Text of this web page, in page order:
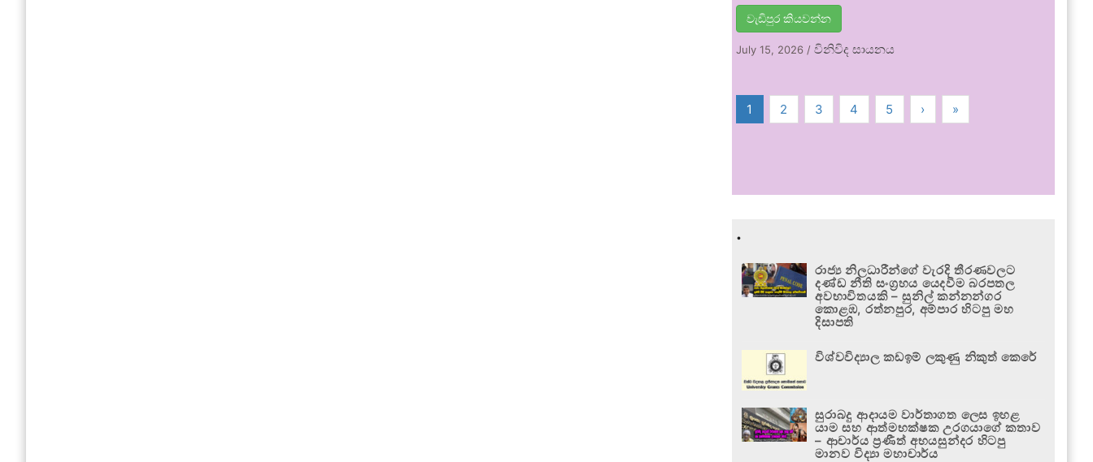
වැඩිපුර කියවන්න
July 15, 2026 /විනිවිද සායනය
1 2 3 4 5 › »
.
රාජ්‍ය නිලධාරීන්ගේ වැරදි තීරණවලට
දණ්ඩ නීති සංග්‍රහය යෙදවීම බරපතල
අවභාවිතයකි – සුනිල් කන්නන්ගර
කොළඹ, රත්නපුර, අම්පාර හිටපු මහ
දිසාපති
විශ්වවිද්‍යාල කඩඉම් ලකුණු නිකුත් කෙරේ
සුරාබදු ආදායම වාර්තාගත ලෙස ඉහළ
යාම සහ ආත්මභක්ෂක උරගයාගේ කතාව
– ආචාර්ය ප්‍රණීත් අභයසුන්දර හිටපු
මානව විද්‍යා මහාචාර්ය